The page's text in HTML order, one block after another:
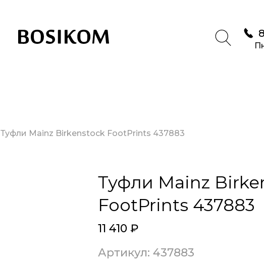
Туфли Mainz Birkenstock FootPrints 437883
Туфли Mainz
FootPrints 437883
11 410 ₽
Артикул: 437883